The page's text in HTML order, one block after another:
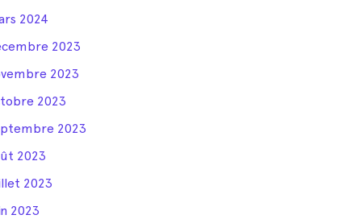
2024
2023
2023
2023
2023
2023
2023
2023